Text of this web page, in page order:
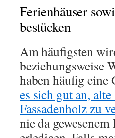
Ferienhäuser
bestücken
Am häufigsten
beziehungsweise
haben häufig
es sich gut an,
Fassadenholz zu
nie da